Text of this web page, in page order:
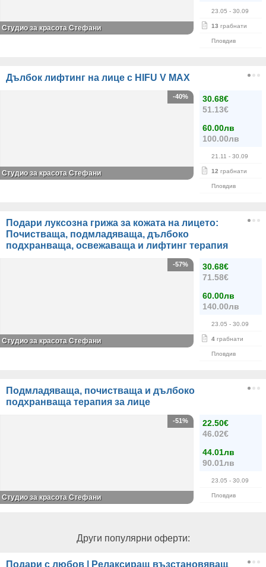
23.05 - 30.09
13 грабнати
Пловдив
Студио за красота Стефани
Дълбок лифтинг на лице с HIFU V MAX
30.68€
51.13€
60.00лв
100.00лв
21.11 - 30.09
12 грабнати
Пловдив
-40%
Студио за красота Стефани
Подари луксозна грижа за кожата на лицето:
Почистваща, подмладяваща, дълбоко
подхранваща, освежаваща и лифтинг терапия
30.68€
71.58€
60.00лв
140.00лв
23.05 - 30.09
4 грабнати
Пловдив
-57%
Студио за красота Стефани
Подмладяваща, почистваща и дълбоко
подхранваща терапия за лице
22.50€
46.02€
44.01лв
90.01лв
23.05 - 30.09
Пловдив
-51%
Студио за красота Стефани
Други популярни оферти:
Подари с любов | Релаксиращ възстановяващ